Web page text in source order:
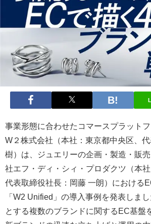
事業形態に合わせたコマースプラット
W２株式会社（本社：東京都中央区、
樹）は、ジュエリーの企画・製造・販
社エフ・ディ・シィ・プロダクツ（本社
代表取締役社長：岡藤 一朗）における
「W2 Unified」の導入事例を発表しま
とする複数のブランドに関するEC基盤